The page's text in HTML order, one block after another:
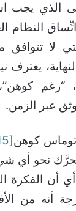
الذي يجب
النظام
لا
يعترف
“رغم
عبر الزمن.
توماس كوهن[15]
نحو أي
أن الفكرة
أنه من